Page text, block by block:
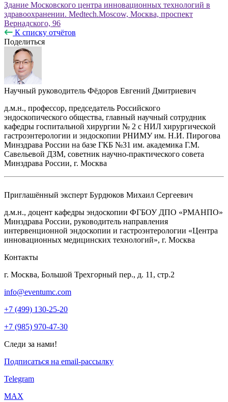
Здание Московского центра инновационных технологий в
здравоохранении. Medtech.Moscow, Москва, проспект
Вернадского, 96
К списку отчётов
Поделиться
Научный руководитель Фёдоров Евгений Дмитриевич
д.м.н., профессор, председатель Российского
эндоскопического общества, главный научный сотрудник
кафедры госпитальной хирургии № 2 с НИЛ хирургической
гастроэнтерологии и эндоскопии РНИМУ им. Н.И. Пирогова
Минздрава России на базе ГКБ №31 им. академика Г.М.
Савельевой ДЗМ, советник научно-практического совета
Минздрава России, г. Москва
Приглашённый эксперт Бурдюков Михаил Сергеевич
д.м.н., доцент кафедры эндоскопии ФГБОУ ДПО «РМАНПО»
Минздрава России, руководитель направления
интервенционной эндоскопии и гастроэнтерологии «Центра
инновационных медицинских технологий», г. Москва
Контакты
г. Москва, Большой Трехгорный пер., д. 11, стр.2
info@eventumc.com
+7 (499) 130-25-20
+7 (985) 970-47-30
Следи за нами!
Подписаться на email-рассылку
Telegram
МАХ